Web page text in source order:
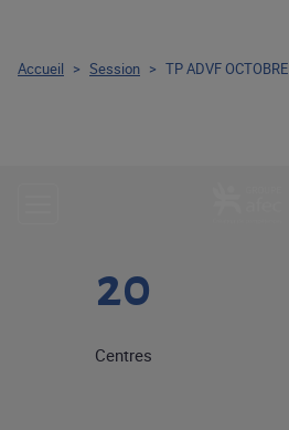
20
Centres
Accueil > Session > TP ADVF OCTOBRE